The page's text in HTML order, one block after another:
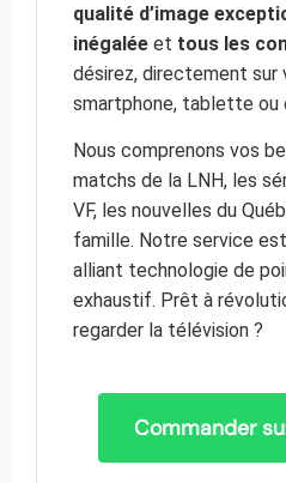
qualité d’image
inégalée et tous les
désirez, directement sur
smartphone, tablette ou
Nous comprenons vos
matchs de la LNH, les
VF, les nouvelles du
famille. Notre service
alliant technologie de
exhaustif. Prêt à
regarder la télévision ?
Commander